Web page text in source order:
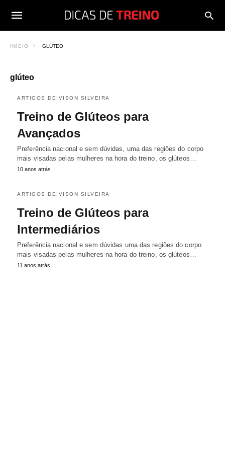
INÍCIO GLÚTEO
glúteo
ARTIGOS DEIVISON SILVEIRA
Treino de Glúteos para
Avançados
Preferência nacional e sem dúvidas, uma das regiões do corpo
mais visadas pelas mulheres na hora do treino, os glúteos…
10 anos atrás
ARTIGOS DEIVISON SILVEIRA
Treino de Glúteos para
Intermediários
Preferência nacional e sem dúvidas uma das regiões do corpo
mais visadas pelas mulheres na hora do treino, os glúteos…
11 anos atrás